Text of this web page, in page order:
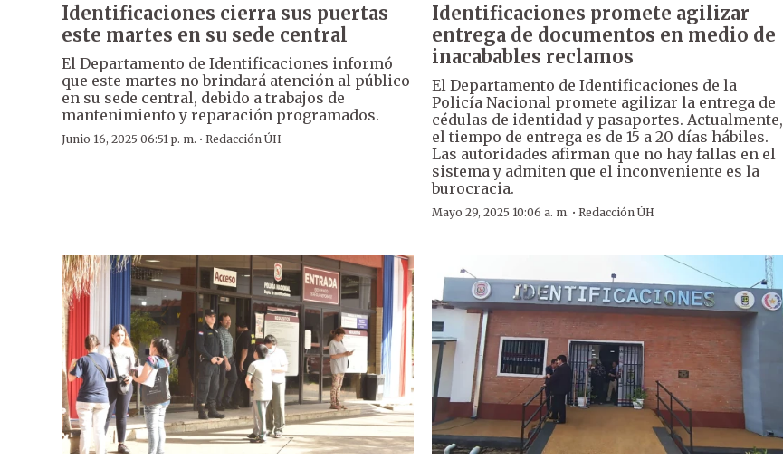
Identificaciones cierra sus puertas
este martes en su sede central
El Departamento de Identificaciones informó
que este martes no brindará atención al público
en su sede central, debido a trabajos de
mantenimiento y reparación programados.
Junio 16, 2025 06:51 p. m. · Redacción ÚH
Identificaciones promete agilizar
entrega de documentos en medio de
inacabables reclamos
El Departamento de Identificaciones de la
Policía Nacional promete agilizar la entrega de
cédulas de identidad y pasaportes. Actualmente,
el tiempo de entrega es de 15 a 20 días hábiles.
Las autoridades afirman que no hay fallas en el
sistema y admiten que el inconveniente es la
burocracia.
Mayo 29, 2025 10:06 a. m. ·Redacción ÚH